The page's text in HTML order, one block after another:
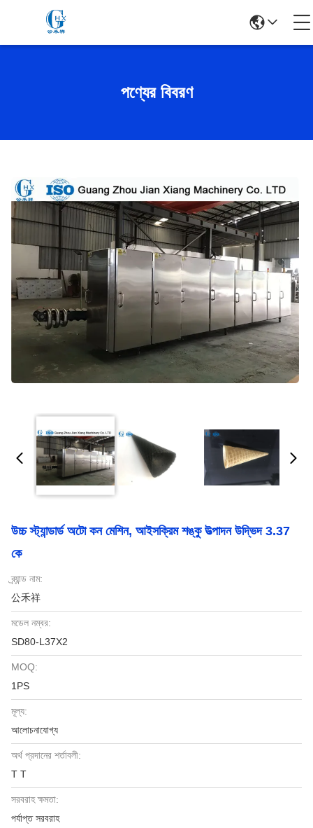
পণ্যের বিবরণ
উচ্চ স্ট্যান্ডার্ড অটো কন মেশিন, আইসক্রিম শঙ্কু উত্পাদন উদ্ভিদ 3.37
কে
ব্র্যান্ড নাম:
公禾祥
মডেল নম্বর:
SD80-L37X2
MOQ:
1PS
মূল্য:
আলোচনাযোগ্য
অর্থ প্রদানের শর্তাবলী:
T T
সরবরাহ ক্ষমতা:
পর্যাপ্ত সরবরাহ